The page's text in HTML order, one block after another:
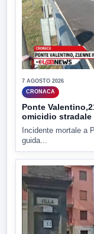
7 AGOSTO 2026
CRONACA
Ponte
omicidio stradale
Incidente mortale a
guida...